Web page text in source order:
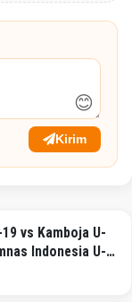
😊
Kirim
vs Kamboja U-
Indonesia U-
19 2026!